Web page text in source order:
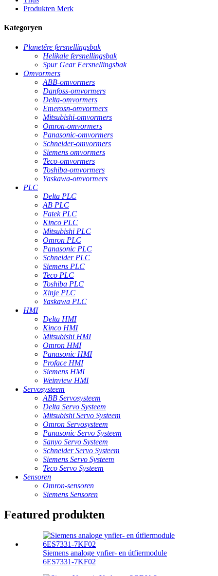
Produkten Merk
Kategoryen
Planetêre fersnellingsbak
Helikale fersnellingsbak
Spur Gear Fersnellingsbak
Omvormers
ABB-omvormers
Danfoss-omvormers
Delta-omvormers
Emerosn-omvormers
Mitsubishi-omvormers
Omron-omvormers
Panasonic-omvormers
Schneider-omvormers
Siemens omvormers
Teco-omvormers
Toshiba-omvormers
Yaskawa-omvormers
PLC
Delta PLC
AB PLC
Fatek PLC
Kinco PLC
Mitsubishi PLC
Omron PLC
Panasonic PLC
Schneider PLC
Siemens PLC
Teco PLC
Toshiba PLC
Xinje PLC
Yaskawa PLC
HMI
Delta HMI
Kinco HMI
Mitsubishi HMI
Omron HMI
Panasonic HMI
Proface HMI
Siemens HMI
Weinview HMI
Servosysteem
ABB Servosysteem
Delta Servo Systeem
Mitsubishi Servo Systeem
Omron Servosysteem
Panasonic Servo Systeem
Sanyo Servo Systeem
Schneider Servo Systeem
Siemens Servo Systeem
Teco Servo Systeem
Sensoren
Omron-sensoren
Siemens Sensoren
Featured produkten
Siemens analoge ynfier- en útfiermodule
6ES7331-7KF02